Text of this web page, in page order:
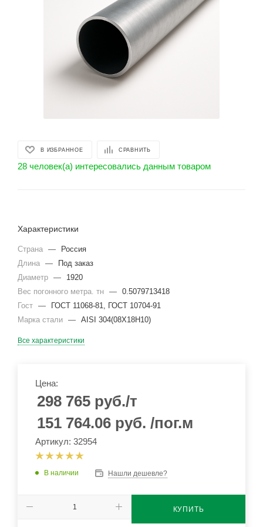
В ИЗБРАННОЕ СРАВНИТЬ
28 человек(а) интересовались данным товаром
Характеристики
Страна —
Россия
Длина —
Под заказ
Диаметр —
1920
Вес погонного метра. тн — 0.5079713418
Гост —
ГОСТ 11068-81, ГОСТ 10704-91
Марка стали — AISI 304(08Х18Н10)
Все характеристики
Цена:
298 765 руб./т
151 764.06 руб. /пог.м
Артикул: 32954
В наличии Нашли дешевле?
КУПИТЬ